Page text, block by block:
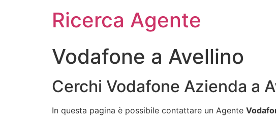
Ricerca Agente
Vodafone a Avellino
Cerchi Vodafone Azienda a
In questa pagina è possibile contattare un Agente